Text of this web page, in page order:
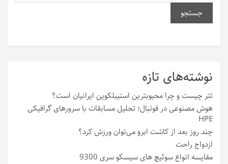
جستجو
نوشته‌های تازه
تتر چیست و چرا محبوبترین استیبلکوین ایرانیان است؟
هوش مصنوعی در فوتبال؛ تحلیل مسابقات با سرورهای گرافیکی
HPE
چند روز بعد از کاشت ابرو می‌توان ورزش کرد؟
ازدواج راحت
مقایسه انواع سوئیچ های سیسکو سری 9300